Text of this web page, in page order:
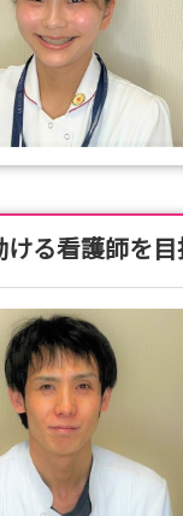
る看護師を目